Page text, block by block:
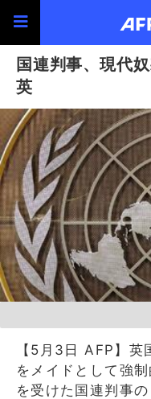
国連判事、現代
英
【5月3日 AFP】英
をメイドとして強
を受けた国連判事